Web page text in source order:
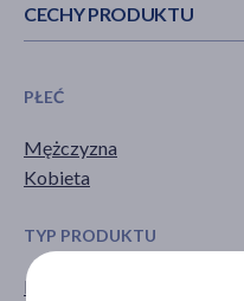
CECHY PRODUKTU
PŁEĆ
Mężczyzna
Kobieta
TYP PRODUKTU
Kosmetyk